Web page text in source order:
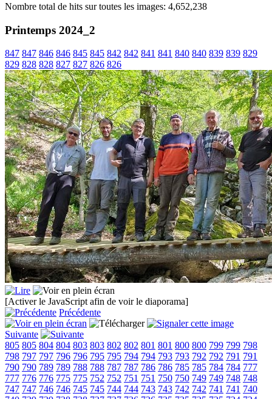
Nombre total de hits sur toutes les images: 4,652,238
Printemps 2024_2
847 847 846 846 845 845 842 842 841 841 840 840 839 839 829
829 828 828 827 827 826 826
[Activer le JavaScript afin de voir le diaporama]
Précédente
Suivante
805 805 804 804 803 803 802 802 801 801 800 800 799 799 798
798 797 797 796 796 795 795 794 794 793 793 792 792 791 791
790 790 789 789 788 788 787 787 786 786 785 785 784 784 777
777 776 776 775 775 752 752 751 751 750 750 749 749 748 748
747 747 746 746 745 745 744 744 743 743 742 742 741 741 740